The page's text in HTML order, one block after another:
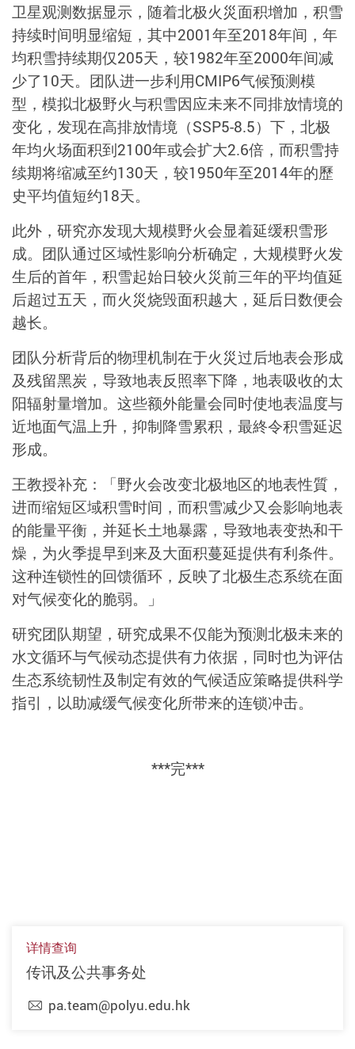
卫星观测数据显示，随着北极火災面积增加，积雪
持续时间明显缩短，其中2001年至2018年间，年
均积雪持续期仅205天，较1982年至2000年间减
少了10天。团队进一步利用CMIP6气候预测模
型，模拟北极野火与积雪因应未来不同排放情境的
变化，发现在高排放情境（SSP5-8.5）下，北极
年均火场面积到2100年或会扩大2.6倍，而积雪持
续期将缩减至约130天，较1950年至2014年的歷
史平均值短约18天。
此外，研究亦发现大规模野火会显着延缓积雪形
成。团队通过区域性影响分析确定，大规模野火发
生后的首年，积雪起始日较火災前三年的平均值延
后超过五天，而火災烧毁面积越大，延后日数便会
越长。
团队分析背后的物理机制在于火災过后地表会形成
及残留黑炭，导致地表反照率下降，地表吸收的太
阳辐射量增加。这些额外能量会同时使地表温度与
近地面气温上升，抑制降雪累积，最終令积雪延迟
形成。
王教授补充：「野火会改变北极地区的地表性質，
进而缩短区域积雪时间，而积雪减少又会影响地表
的能量平衡，并延长土地暴露，导致地表变热和干
燥，为火季提早到来及大面积蔓延提供有利条件。
这种连锁性的回馈循环，反映了北极生态系统在面
对气候变化的脆弱。」
研究团队期望，研究成果不仅能为预测北极未来的
水文循环与气候动态提供有力依据，同时也为评估
生态系统韧性及制定有效的气候适应策略提供科学
指引，以助减缓气候变化所带来的连锁冲击。
***完***
详情查询
传讯及公共事务处
pa.team@polyu.edu.hk